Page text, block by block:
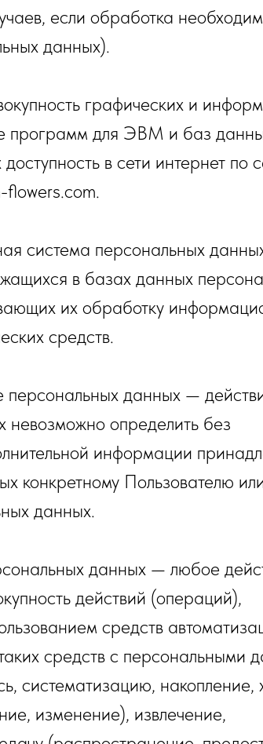
если обработка
данных).
графических и
программ для ЭВМ и баз
в сети интернет по
система персональных
в базах данных
их обработку
средств.
данных —
невозможно определить без
информации
конкретному Пользователю
данных.
данных — любое
действий (операций),
средств
средств с персональными
систематизацию, накопление,
изменение), извлечение,